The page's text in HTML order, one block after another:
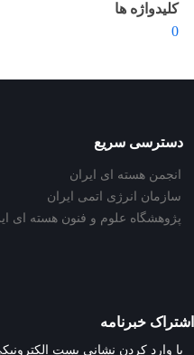
کلیدواژه ها
0
دسترسی سریع
انجمن هسته ای ایران
سازمان انرژی اتمی ایران
پژوهشگاه علوم و فنون هسته ای
اشتراک خبرنامه
با وارد کردن نشانی پست